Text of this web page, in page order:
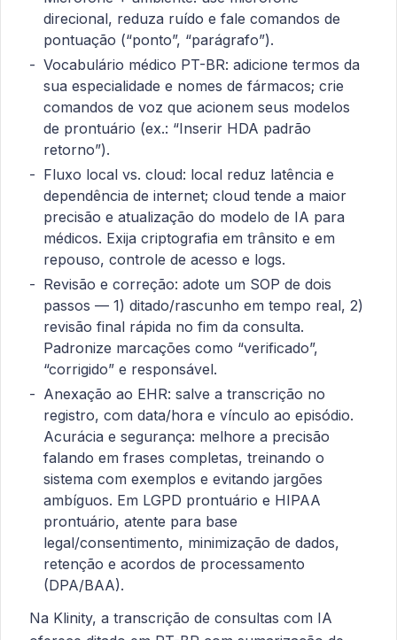
direcional, reduza ruído e fale comandos de
pontuação (“ponto”, “parágrafo”).
Vocabulário médico PT-BR: adicione termos da
sua especialidade e nomes de fármacos; crie
comandos de voz que acionem seus modelos
de prontuário (ex.: “Inserir HDA padrão
retorno”).
Fluxo local vs. cloud: local reduz latência e
dependência de internet; cloud tende a maior
precisão e atualização do modelo de IA para
médicos. Exija criptografia em trânsito e em
repouso, controle de acesso e logs.
Revisão e correção: adote um SOP de dois
passos — 1) ditado/rascunho em tempo real, 2)
revisão final rápida no fim da consulta.
Padronize marcações como “verificado”,
“corrigido” e responsável.
Anexação ao EHR: salve a transcrição no
registro, com data/hora e vínculo ao episódio.
Acurácia e segurança: melhore a precisão
falando em frases completas, treinando o
sistema com exemplos e evitando jargões
ambíguos. Em LGPD prontuário e HIPAA
prontuário, atente para base
legal/consentimento, minimização de dados,
retenção e acordos de processamento
(DPA/BAA).
Na Klinity, a transcrição de consultas com IA